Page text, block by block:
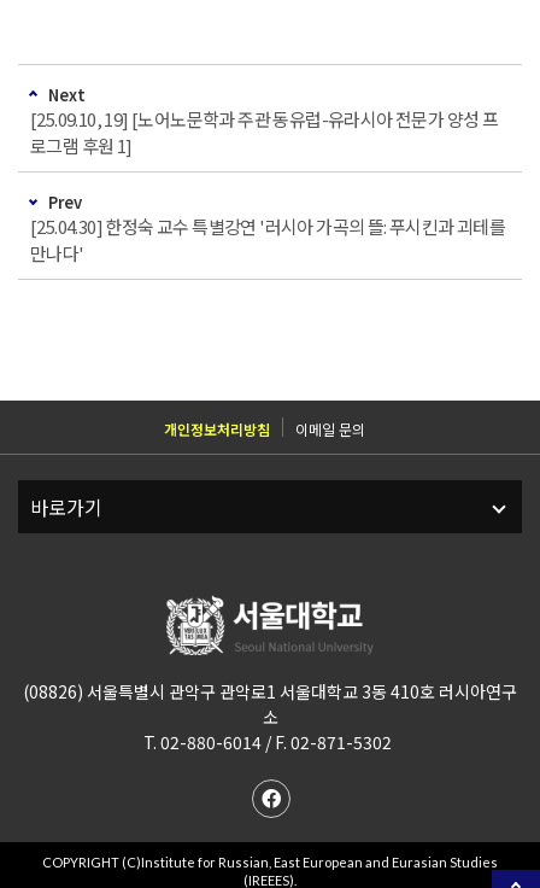
Next
[25.09.10, 19] [노어노문학과 주관 동유럽-유라시아 전문가 양성 프
로그램 후원 1]
Prev
[25.04.30] 한정숙 교수 특별강연 '러시아 가곡의 뜰: 푸시킨과 괴테를
만나다'
개인정보처리방침 이메일 문의
(08826) 서울특별시 관악구 관악로1 서울대학교 3동 410호 러시아연구
소
T. 02-880-6014 / F. 02-871-5302
COPYRIGHT (C)Institute for Russian, East European and Eurasian Studies
(IREEES).